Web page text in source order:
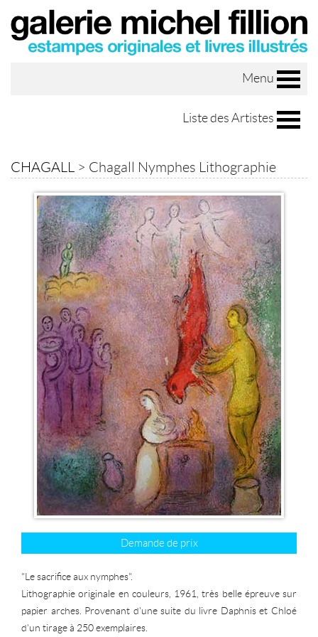
Menu
Liste des Artistes
CHAGALL > Chagall Nymphes Lithographie
Demande de prix
"Le sacrifice aux nymphes".
Lithographie originale en couleurs, 1961, très belle épreuve sur
papier arches. Provenant d'une suite du livre Daphnis et Chloé
d'un tirage à 250 exemplaires.